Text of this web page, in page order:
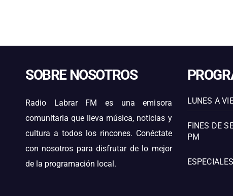
SOBRE NOSOTROS
Radio Labrar FM es una emisora
comunitaria que lleva música, noticias y
cultura a todos los rincones. Conéctate
con nosotros para disfrutar de lo mejor
de la programación local.
LUNES A
FINES DE
PM